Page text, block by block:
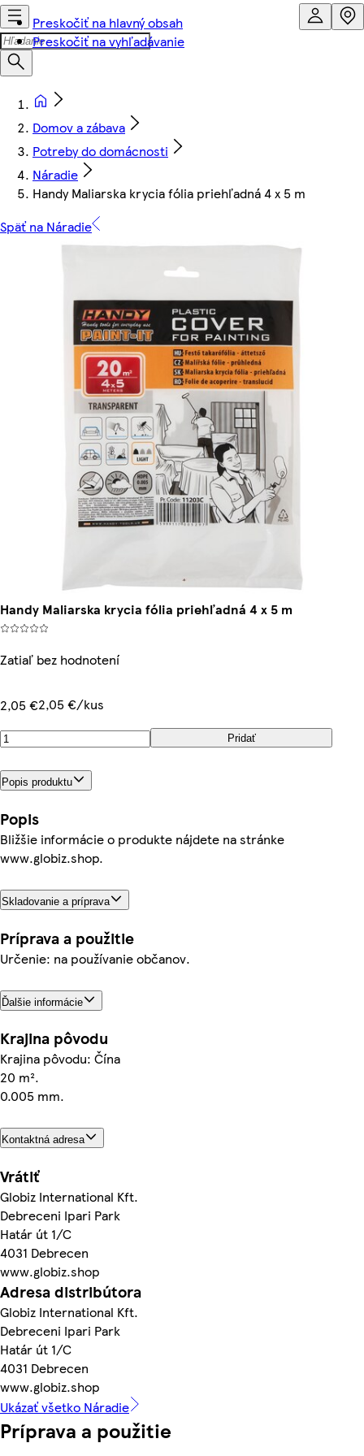
Preskočiť na hlavný obsah
Preskočiť na vyhľadávanie
Domov a zábava
Potreby do domácnosti
Náradie
Handy Maliarska krycia fólia priehľadná 4 x 5 m
Späť na Náradie
Handy Maliarska krycia fólia priehľadná 4 x 5 m
Zatiaľ bez hodnotení
2,05 €2,05 €/kus
Pridať
Popis produktu
Popis
Bližšie informácie o produkte nájdete na stránke
www.globiz.shop.
Skladovanie a príprava
Príprava a použitie
Určenie: na používanie občanov.
Ďalšie informácie
Krajina pôvodu
Krajina pôvodu: Čína
20 m².
0.005 mm.
Kontaktná adresa
Vrátiť
Globiz International Kft.
Debreceni Ipari Park
Határ út 1/C
4031 Debrecen
www.globiz.shop
Adresa distribútora
Globiz International Kft.
Debreceni Ipari Park
Határ út 1/C
4031 Debrecen
www.globiz.shop
Ukázať všetko Náradie
Príprava a použitie